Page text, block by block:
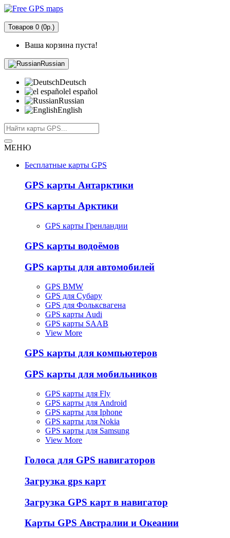
Товаров 0 (0р.)
Ваша корзина пуста!
Russian
Deutsch
el español
Russian
English
МЕНЮ
Бесплатные карты GPS
GPS карты Антарктики
GPS карты Арктики
GPS карты Гренландии
GPS карты водоёмов
GPS карты для автомобилей
GPS BMW
GPS для Субару
GPS для Фольксвагена
GPS карты Audi
GPS карты SAAB
View More
GPS карты для компьютеров
GPS карты для мобильников
GPS карты для Fly
GPS карты для Android
GPS карты для Iphone
GPS карты для Nokia
GPS карты для Samsung
View More
Голоса для GPS навигаторов
Загрузка gps карт
Загрузка GPS карт в навигатор
Карты GPS Австралии и Океании